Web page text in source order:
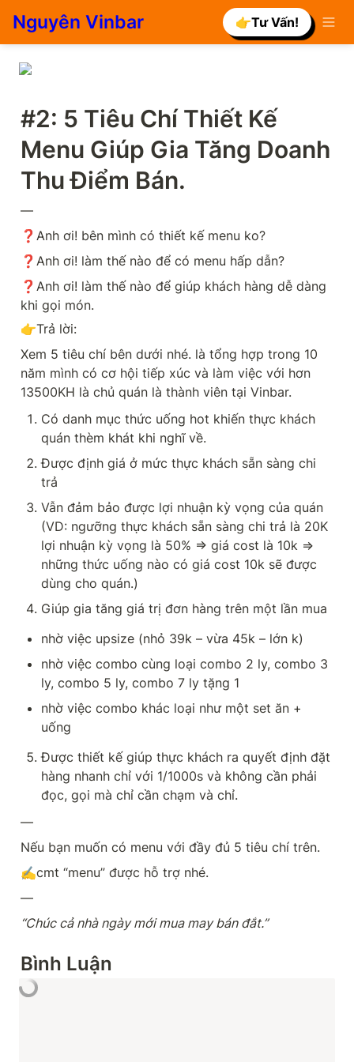
Nguyên Vinbar 👉Tư Vấn!
#2: 5 Tiêu Chí Thiết Kế
Menu Giúp Gia Tăng Doanh
Thu Điểm Bán.
—
❓Anh ơi! bên mình có thiết kế menu ko?
❓Anh ơi! làm thế nào để có menu hấp dẫn?
❓Anh ơi! làm thế nào để giúp khách hàng dễ dàng
khi gọi món.
👉Trả lời:
Xem 5 tiêu chí bên dưới nhé. là tổng hợp trong 10
năm mình có cơ hội tiếp xúc và làm việc với hơn
13500KH là chủ quán là thành viên tại Vinbar.
Có danh mục thức uống hot khiến thực khách
quán thèm khát khi nghĩ về.
Được định giá ở mức thực khách sẵn sàng chi
trả
Vẫn đảm bảo được lợi nhuận kỳ vọng của quán
(VD: ngưỡng thực khách sẵn sàng chi trả là 20K
lợi nhuận kỳ vọng là 50% => giá cost là 10k =>
những thức uống nào có giá cost 10k sẽ được
dùng cho quán.)
Giúp gia tăng giá trị đơn hàng trên một lần mua
nhờ việc upsize (nhỏ 39k – vừa 45k – lớn k)
nhờ việc combo cùng loại combo 2 ly, combo 3
ly, combo 5 ly, combo 7 ly tặng 1
nhờ việc combo khác loại như một set ăn +
uống
Được thiết kế giúp thực khách ra quyết định đặt
hàng nhanh chỉ với 1/1000s và không cần phải
đọc, gọi mà chỉ cần chạm và chỉ.
—
Nếu bạn muốn có menu với đầy đủ 5 tiêu chí trên.
✍️cmt “menu” được hỗ trợ nhé.
—
“Chúc cả nhà ngày mới mua may bán đắt.”
Bình Luận